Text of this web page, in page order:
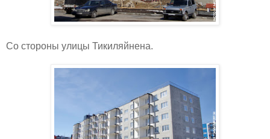
Со стороны улицы Тикиляйнена.